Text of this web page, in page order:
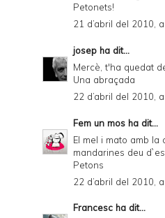
Petonets!
21 d’abril del 2010,
josep ha dit...
Mercè, t'ha quedat
Una abraçada
22 d’abril del 2010,
Fem un mos ha dit...
El mel i mato amb la
mandarines deu
Petons
22 d’abril del 2010,
Francesc ha dit...